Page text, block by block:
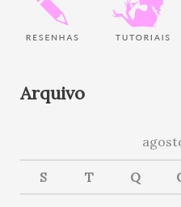
Arquivo
S T Q